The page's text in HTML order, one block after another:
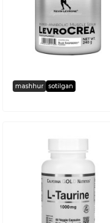
mashhur sotilgan